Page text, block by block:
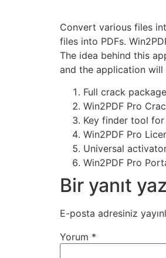
Convert various files
files into PDFs.
The idea behind this
and the application will
Full crack
Win2PDF Pro
Key finder tool
Win2PDF Pro
Universal
Win2PDF Pro
Bir yanıt
E-posta adresiniz
Yorum *